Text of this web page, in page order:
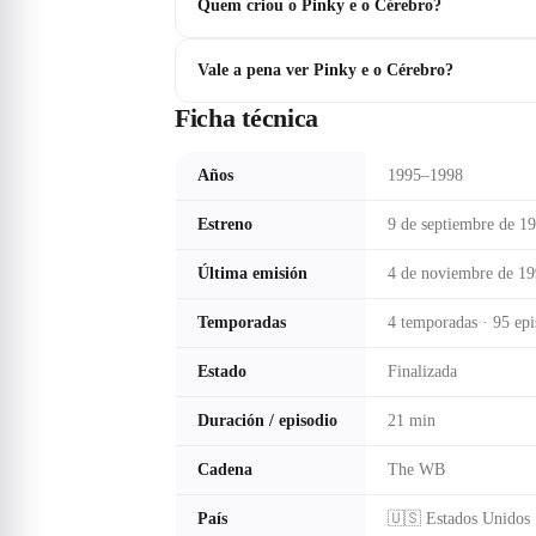
Quem criou o Pinky e o Cérebro?
Vale a pena ver Pinky e o Cérebro?
Ficha técnica
Años 1995–1998
Estreno 9 de septiembre de
Última emisión 4 de noviembre de
Temporadas 4 temporadas · 95
Estado Finalizada
Duración / episodio 21 min
Cadena The WB
País 🇺🇸 Estados Unidos